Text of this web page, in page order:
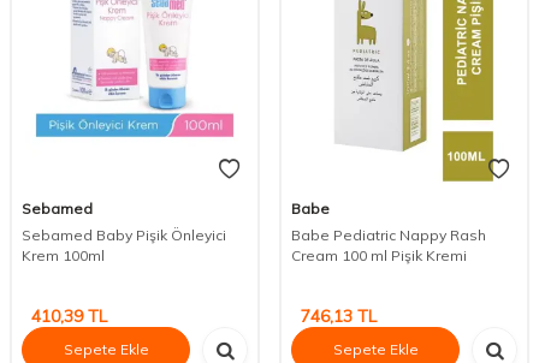
Sebamed
Sebamed Baby Pişik Önleyici
Krem 100ml
410,39TL
Sepete Ekle
Babe
Babe Pediatric Nappy Rash
Cream 100 ml Pişik Kremi
746,13 TL
Sepete Ekle